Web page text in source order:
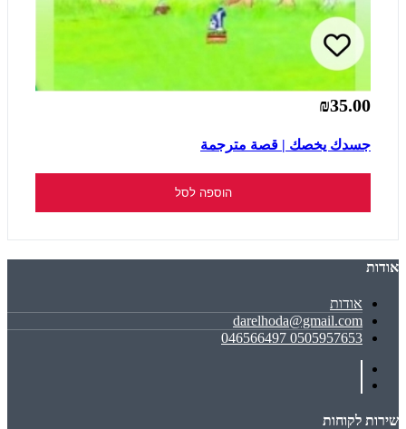
₪35.00
جسدك يخصك | قصة مترجمة
הוספה לסל
אודות
אודות
darelhoda@gmail.com
0505957653 046566497
שירות לקוחות